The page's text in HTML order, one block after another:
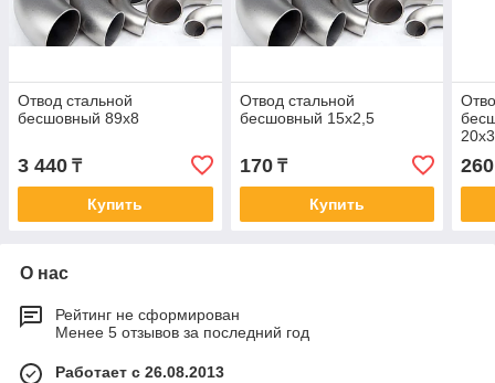
Отвод стальной
бесшовный 89х8
3 440 ₸
Купить
Отвод стальной
бесшовный 15х2,5
170₸
Купить
20х3
260
О нас
Рейтинг не сформирован
Менее 5 отзывов за последний год
Работает с 26.08.2013